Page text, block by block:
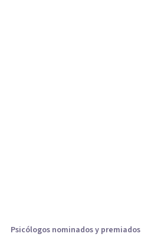
Psicólogos nominados y premiados